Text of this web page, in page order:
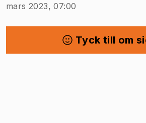
mars 2023, 07:00
Tyck till om